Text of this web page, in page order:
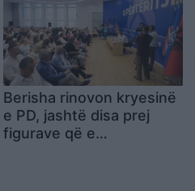
Berisha rinovon kryesinë
e PD, jashtë disa prej
figurave që e